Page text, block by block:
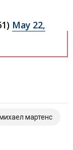
May 22,
мартенс